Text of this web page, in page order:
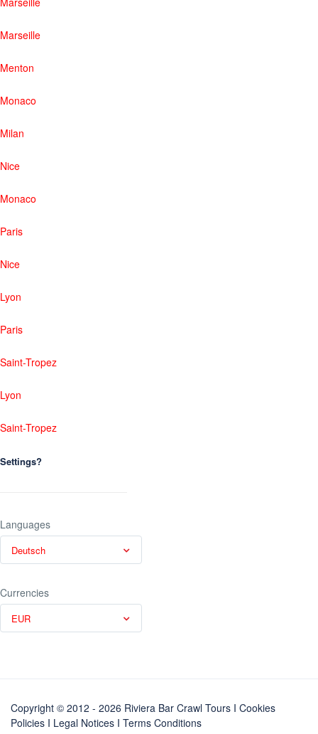
Marseille
Menton
Monaco
Milan
Nice
Monaco
Paris
Nice
Lyon
Paris
Saint-Tropez
Lyon
Saint-Tropez
Settings?
Languages
Deutsch
Currencies
EUR
Copyright © 2012 - 2026 Riviera Bar Crawl Tours I Cookies
Policies I Legal Notices I Terms Conditions